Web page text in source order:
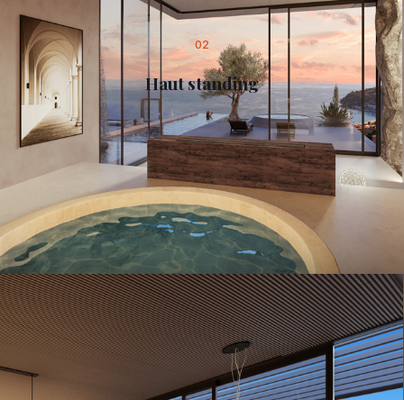
02
Haut standing